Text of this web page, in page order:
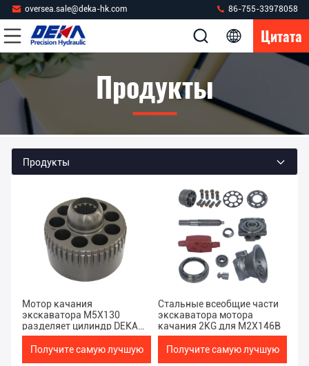
oversea.sale@deka-hk.com 86-755-33978058
Цитата
Продукты
Продукты
Мотор качания
экскаватора M5X130
разделяет цилиндр DEKA
экскаватора 2KG
гидравлический
Получите самую лучшую
Стальные всеобщие части
экскаватора мотора
качания 2KG для M2X146B
Получите самую лучшую